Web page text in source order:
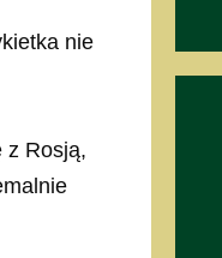
nie
z Rosją,